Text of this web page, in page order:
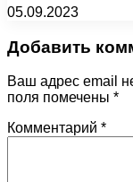
05.09.2023
Добавить
Ваш адрес email
поля помечены *
Комментарий *